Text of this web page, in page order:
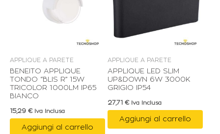
APPLIQUE A PARETE
BENEITO APPLIQUE
TONDO “BLIS R” 15W
TRICOLOR 1000LM IP65
BIANCO
15,29 € Iva Inclusa
Aggiungi al carrello
APPLIQUE A PARETE
APPLIQUE LED SLIM
UP&DOWN 6W 3000K
GRIGIO IP54
27,71 € Iva Inclusa
Aggiungi al carrello